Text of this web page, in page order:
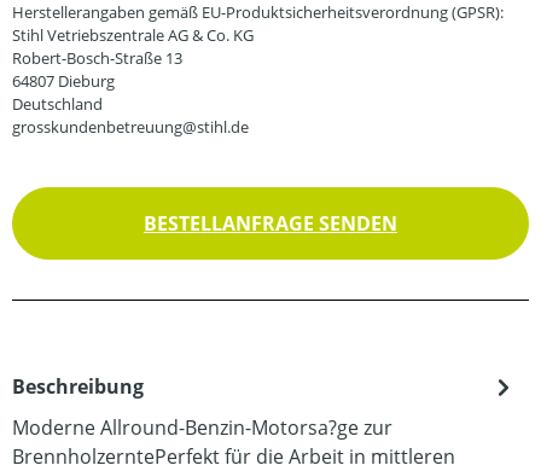
Herstellerangaben gemäß EU-Produktsicherheitsverordnung (GPSR):
Stihl Vetriebszentrale AG & Co. KG
Robert-Bosch-Straße 13
64807 Dieburg
Deutschland
grosskundenbetreuung@stihl.de
BESTELLANFRAGE SENDEN
Beschreibung
Moderne Allround-Benzin-Motorsa?ge zur
BrennholzerntePerfekt für die Arbeit in mittleren